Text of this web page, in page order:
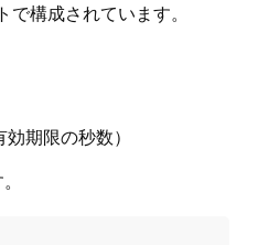
で構成されています。
期限の秒数）